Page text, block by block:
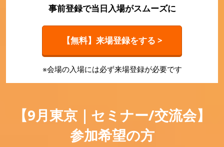
事前登録で当日入場がスムーズに
【無料】来場登録をする >
※会場の入場には必ず来場登録が必要です
【9月東京｜セミナー/交流会】
参加希望の方